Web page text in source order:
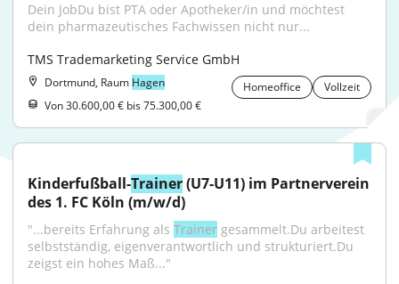
Dein JobDu bist PTA oder Apotheker/in und möchtest
dein pharmazeutisches Fachwissen nicht nur...
TMS Trademarketing Service GmbH
Dortmund, Raum Hagen Homeoffice
Vollzeit
Von 30.600,00 € bis 75.300,00 €
Kinderfußball-Trainer (U7-U11) im Partnerverein
des 1. FC Köln (m/w/d)
"...bereits Erfahrung als Trainer gesammelt.Du arbeitest
selbstständig, eigenverantwortlich und strukturiert.Du
zeigst ein hohes Maß..."